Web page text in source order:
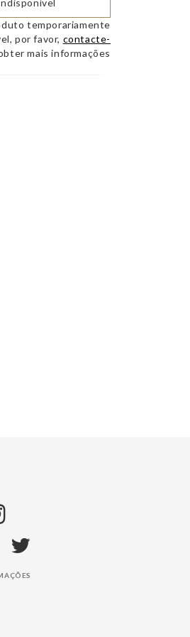
Indisponível
temporariamente
por favor, contacte-
mais informações